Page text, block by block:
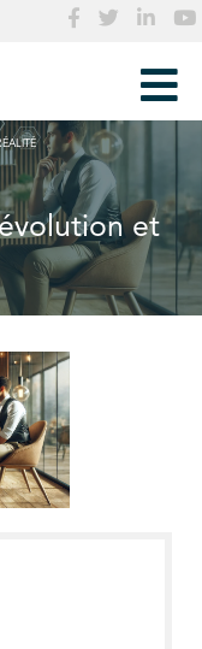
et